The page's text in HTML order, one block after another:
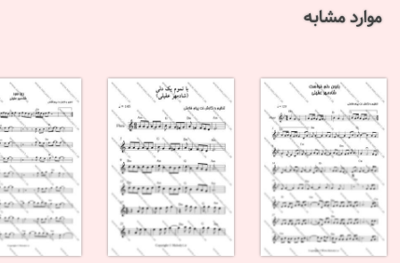
موارد مشابه